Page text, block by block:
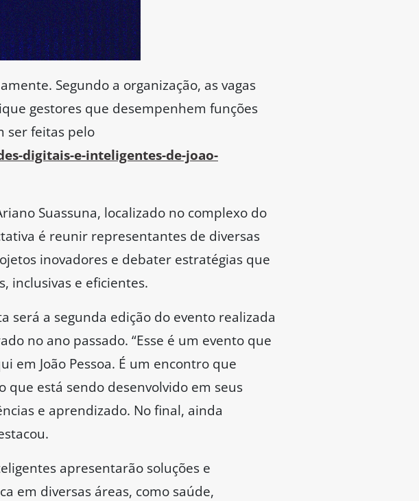
Segundo a organização, as vagas
gestores que desempenhem funções
ser feitas pelo
digitais-e-inteligentes-de-joao-
Suassuna, localizado no complexo do
é reunir representantes de diversas
inovadores e debater estratégias que
inclusivas e eficientes.
será a segunda edição do evento realizada
no ano passado. “Esse é um evento que
em João Pessoa. É um encontro que
está sendo desenvolvido em seus
e aprendizado. No final, ainda
apresentarão soluções e
em diversas áreas, como saúde,